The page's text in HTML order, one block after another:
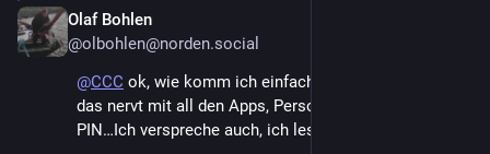
Olaf Bohlen
@olbohlen@norden.social
@CCC ok, wie komm ich einfacher da ran? Wat mich
das nervt mit all den Apps, Personalausweis lesen mit
PIN…Ich verspreche auch, ich les nur meine Sachen…